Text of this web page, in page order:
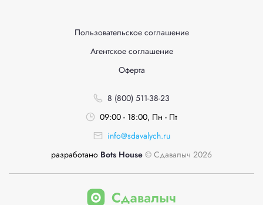
Пользовательское соглашение
Агентское соглашение
Оферта
8 (800) 511-38-23
09:00 - 18:00, Пн - Пт
info@sdavalych.ru
разработано Bots House © Сдавалыч 2026